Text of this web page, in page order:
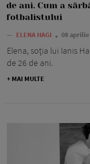
de ani. Cum a
fotbalistului
— ELENA HAGI 08 aprilie
Elena, soția lui Ianis
de 26 de ani.
+ MAI MULTE